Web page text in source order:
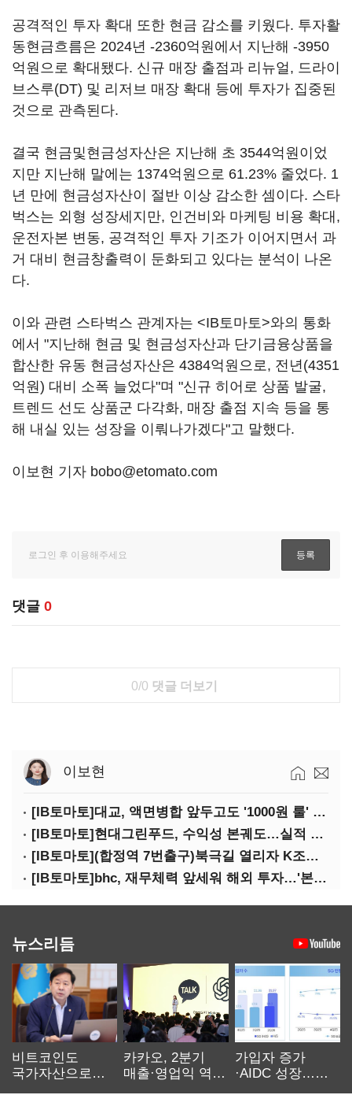
공격적인 투자 확대 또한 현금 감소를 키웠다. 투자활
동현금흐름은 2024년 -2360억원에서 지난해 -3950
억원으로 확대됐다. 신규 매장 출점과 리뉴얼, 드라이
브스루(DT) 및 리저브 매장 확대 등에 투자가 집중된
것으로 관측된다.
결국 현금및현금성자산은 지난해 초 3544억원이었
지만 지난해 말에는 1374억원으로 61.23% 줄었다. 1
년 만에 현금성자산이 절반 이상 감소한 셈이다. 스타
벅스는 외형 성장세지만, 인건비와 마케팅 비용 확대,
운전자본 변동, 공격적인 투자 기조가 이어지면서 과
거 대비 현금창출력이 둔화되고 있다는 분석이 나온
다.
이와 관련 스타벅스 관계자는 <IB토마토>와의 통화
에서 "지난해 현금 및 현금성자산과 단기금융상품을
합산한 유동 현금성자산은 4384억원으로, 전년(4351
억원) 대비 소폭 늘었다"며 "신규 히어로 상품 발굴,
트렌드 선도 상품군 다각화, 매장 출점 지속 등을 통
해 내실 있는 성장을 이뤄나가겠다"고 말했다.
이보현 기자 bobo@etomato.com
댓글 0
0/0 댓글 더보기
이보현
[IB토마토]대교, 액면병합 앞두고도 '1000원 룰' 경고장…상장유지 시험대
[IB토마토]현대그린푸드, 수익성 본궤도…실적 개선에 주주환원까지
[IB토마토](합정역 7번출구)북극길 열리자 K조선 뜬다
[IB토마토]bhc, 재무체력 앞세워 해외 투자…'본게임' 속도
뉴스리듬
비트코인도
국가자산으로…'
카카오, 2분기
매출·영업익 역대
가입자 증가
·AIDC 성장…